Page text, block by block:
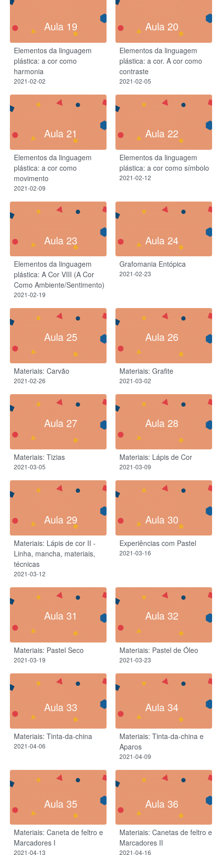
Aula 19
Elementos da linguagem
plástica: a cor como
harmonia
2021-02-02
Aula 20
Elementos da linguagem
plástica: a cor. A cor como
contraste
2021-02-05
Aula 21
Elementos da linguagem
plástica: a cor como
movimento
2021-02-09
Aula 22
Elementos da linguagem
plástica: a cor como símbolo
2021-02-12
Aula 23
Elementos da linguagem
plástica: A Cor VIII (A Cor
Como Ambiente/Sentimento)
2021-02-19
Aula 24
Grafomania Entópica
2021-02-23
Aula 25
Materiais: Carvão
2021-02-26
Aula 26
Materiais: Grafite
2021-03-02
Aula 27
Materiais: Tizias
2021-03-05
Aula 28
Materiais: Lápis de Cor
2021-03-09
Aula 29
Materiais: Lápis de cor II -
Linha, mancha, materiais,
técnicas
2021-03-12
Aula 30
Experiências com Pastel
2021-03-16
Aula 31
Materiais: Pastel Seco
2021-03-19
Aula 32
Materiais: Pastel de Óleo
2021-03-23
Aula 33
Materiais: Tinta-da-china
2021-04-06
Aula 34
Materiais: Tinta-da-china e
Aparos
2021-04-09
Aula 35
Materiais: Caneta de feltro e
Marcadores I
2021-04-13
Aula 36
Materiais: Canetas de feltro e
Marcadores II
2021-04-16